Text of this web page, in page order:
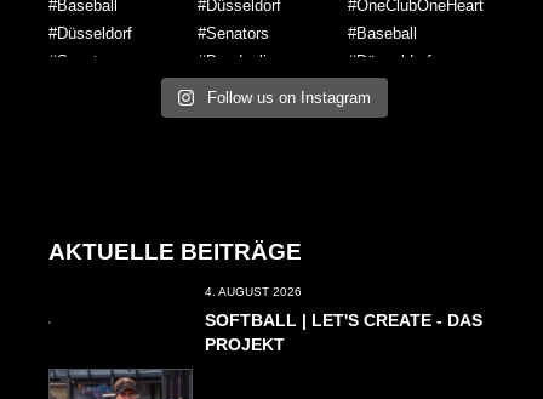
Follow us on Instagram
AKTUELLE BEITRÄGE
4. AUGUST 2026
SOFTBALL | LET'S CREATE - DAS
PROJEKT